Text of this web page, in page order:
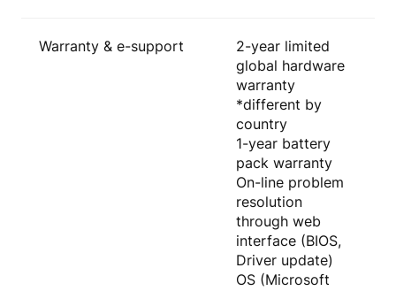
Warranty & e-support
2-year limited
global hardware
warranty
*different by
country
1-year battery
pack warranty
On-line problem
resolution
through web
interface (BIOS,
Driver update)
OS (Microsoft